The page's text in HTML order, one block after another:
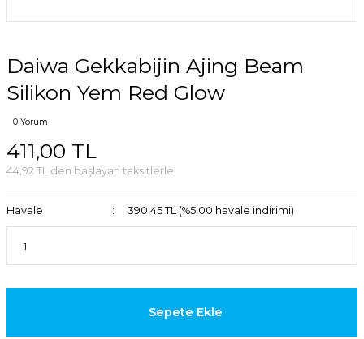
Daiwa Gekkabijin Ajing Beam
Silikon Yem Red Glow
0 Yorum
411,00 TL
44,92 TL den başlayan taksitlerle!
Havale 390,45 TL (%5,00 havale indirimi)
Sepete Ekle